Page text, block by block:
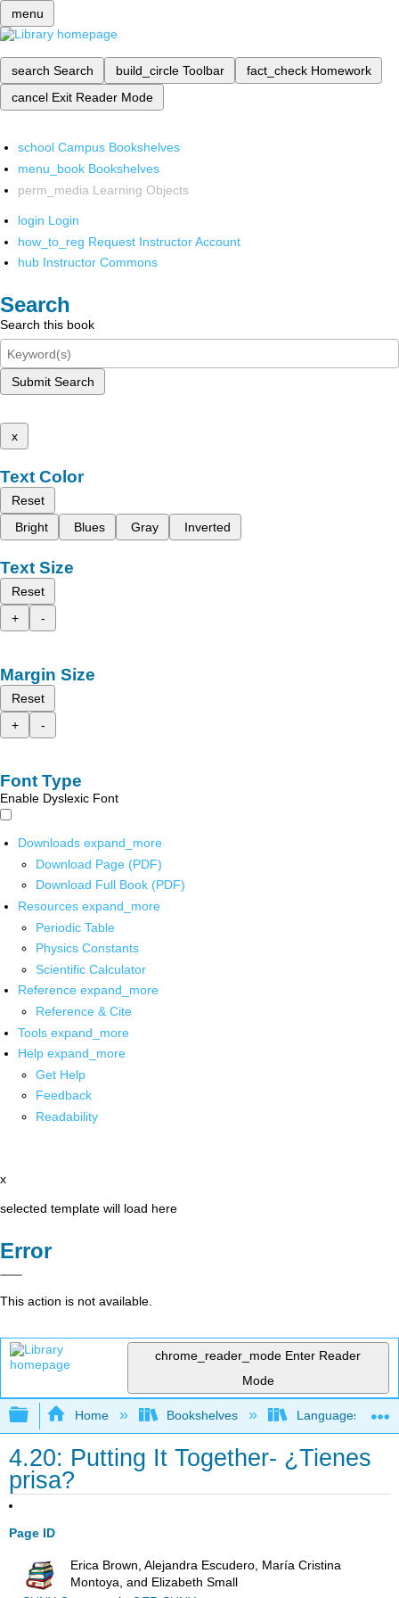
menu
search Search build_circle Toolbar fact_check Homework
cancel Exit Reader Mode
school Campus Bookshelves
menu_book Bookshelves
perm_media Learning Objects
login Login
how_to_reg Request Instructor Account
hub Instructor Commons
Search
Search this book
Submit Search
x
Text Color
Reset
Bright
Blues Gray Inverted
Text Size
Reset
+
-
Margin Size
Reset
+
-
Font Type
Enable Dyslexic Font
Downloads expand_more
Download Page (PDF)
Download Full Book (PDF)
Resources expand_more
Periodic Table
Physics Constants
Scientific Calculator
Reference expand_more
Reference & Cite
Tools expand_more
Help expand_more
Get Help
Feedback
Readability
x
selected template will load here
Error
This action is not available.
chrome_reader_mode Enter Reader
Mode
Expand/collapse global hierarchy
Home Bookshelves Languages
4.20: Putting It Together- ¿Tienes
prisa?
Page ID
Erica Brown, Alejandra Escudero, María Cristina
Montoya, and Elizabeth Small